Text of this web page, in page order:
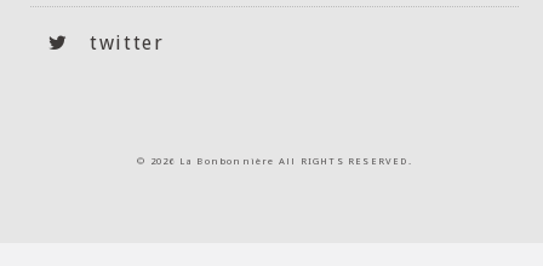
twitter
© 2026 La Bonbonnière All RIGHTS RESERVED.